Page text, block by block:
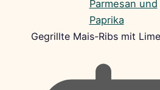
Gegrillte Mais-Ribs mit